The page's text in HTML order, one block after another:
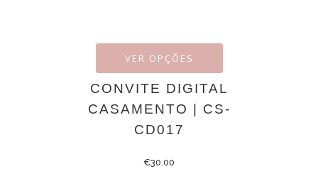
VER OPÇÕES
CONVITE DIGITAL
CASAMENTO | CS-
CD017
€30.00